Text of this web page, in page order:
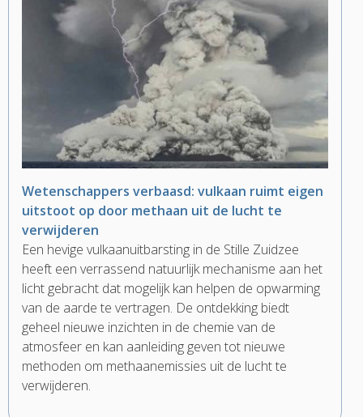
Wetenschappers verbaasd: vulkaan ruimt eigen
uitstoot op door methaan uit de lucht te
verwijderen
Een hevige vulkaanuitbarsting in de Stille Zuidzee
heeft een verrassend natuurlijk mechanisme aan het
licht gebracht dat mogelijk kan helpen de opwarming
van de aarde te vertragen. De ontdekking biedt
geheel nieuwe inzichten in de chemie van de
atmosfeer en kan aanleiding geven tot nieuwe
methoden om methaanemissies uit de lucht te
verwijderen.